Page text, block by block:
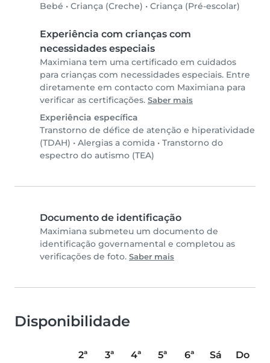
Bebé • Criança (Creche) • Criança (Pré-escolar)
Experiência com crianças com
necessidades especiais
Maximiana tem uma certificado em cuidados
para crianças com necessidades especiais. Entre
diretamente em contacto com Maximiana para
verificar as certificações. Saber mais
Experiência específica
Transtorno de défice de atenção e hiperatividade
(TDAH) • Alergias a comida • Transtorno do
espectro do autismo (TEA)
Documento de identificação
Maximiana submeteu um documento de
identificação governamental e completou as
verificações de foto. Saber mais
Disponibilidade
2ª 3ª 4ª 5ª 6ª Sá
Do